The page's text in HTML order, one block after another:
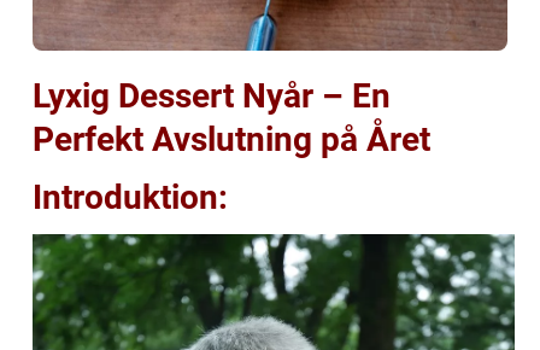
Lyxig Dessert Nyår – En
Perfekt Avslutning på Året
Introduktion: